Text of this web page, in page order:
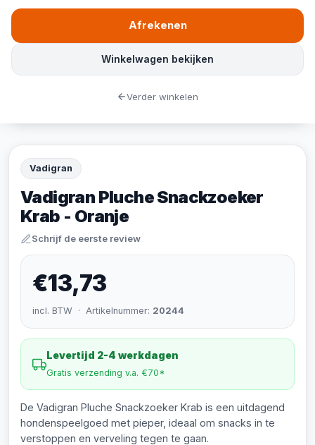
Vadigran
Vadigran Pluche Snackzoeker
Krab - Oranje
Schrijf de eerste review
€13,73
incl. BTW · Artikelnummer: 20244
Levertijd 2-4 werkdagen
Gratis verzending v.a. €70*
De Vadigran Pluche Snackzoeker Krab is een uitdagend
hondenspeelgoed met pieper, ideaal om snacks in te
verstoppen en verveling tegen te gaan.
Winkelwagen bekijken
Afrekenen
Verder winkelen